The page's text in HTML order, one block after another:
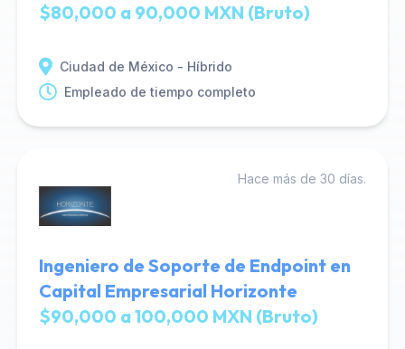
$80,000 a 90,000 MXN (Bruto)
Ciudad de México - Híbrido
Empleado de tiempo completo
Hace más de 30 días.
Ingeniero de Soporte de Endpoint en
Capital Empresarial Horizonte
$90,000 a 100,000 MXN (Bruto)